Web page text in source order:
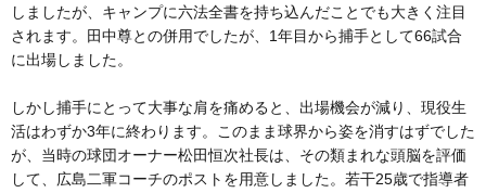
しましたが、キャンプに六法全書を持ち込んだことでも大きく注目
されます。田中尊との併用でしたが、1年目から捕手として66試合
に出場しました。
しかし捕手にとって大事な肩を痛めると、出場機会が減り、現役生
活はわずか3年に終わります。このまま球界から姿を消すはずでした
が、当時の球団オーナー松田恒次社長は、その類まれな頭脳を評価
して、広島二軍コーチのポストを用意しました。若干25歳で指導者